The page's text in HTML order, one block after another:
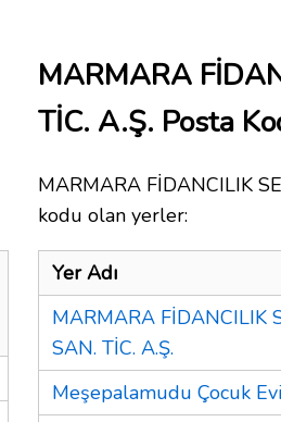
MARMARA
TİC. A.Ş. Posta
MARMARA FİDANCILIK
kodu olan yerler:
Yer Adı
MARMARA FİDANCILIK
SAN. TİC. A.Ş.
Meşepalamudu Çocuk Evi